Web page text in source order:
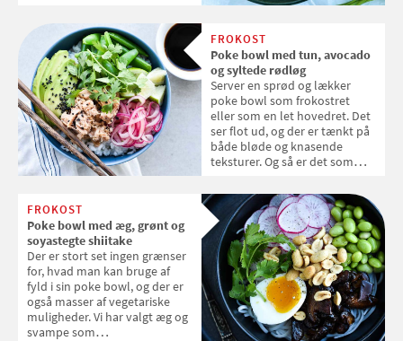
nylavet.
FROKOST
Poke bowl med tun, avocado
og syltede rødløg
Server en sprød og lækker
poke bowl som frokostret
eller som en let hovedret. Det
ser flot ud, og der er tænkt på
både bløde og knasende
teksturer. Og så er det som
poke bowls.
FROKOST
Poke bowl med æg, grønt og
soyastegte shiitake
Der er stort set ingen grænser
for, hvad man kan bruge af
fyld i sin poke bowl, og der er
også masser af vegetariske
muligheder. Vi har valgt æg og
svampe som